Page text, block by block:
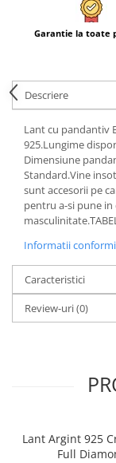
Garantie la toate
Descriere
Lant cu pandantiv
925.Lungime
Dimensiune
Standard.Vine
sunt accesorii pe
pentru a-si pune
Informatii
Caracteristici
Review-uri(0)
Lant Argint 925
Full